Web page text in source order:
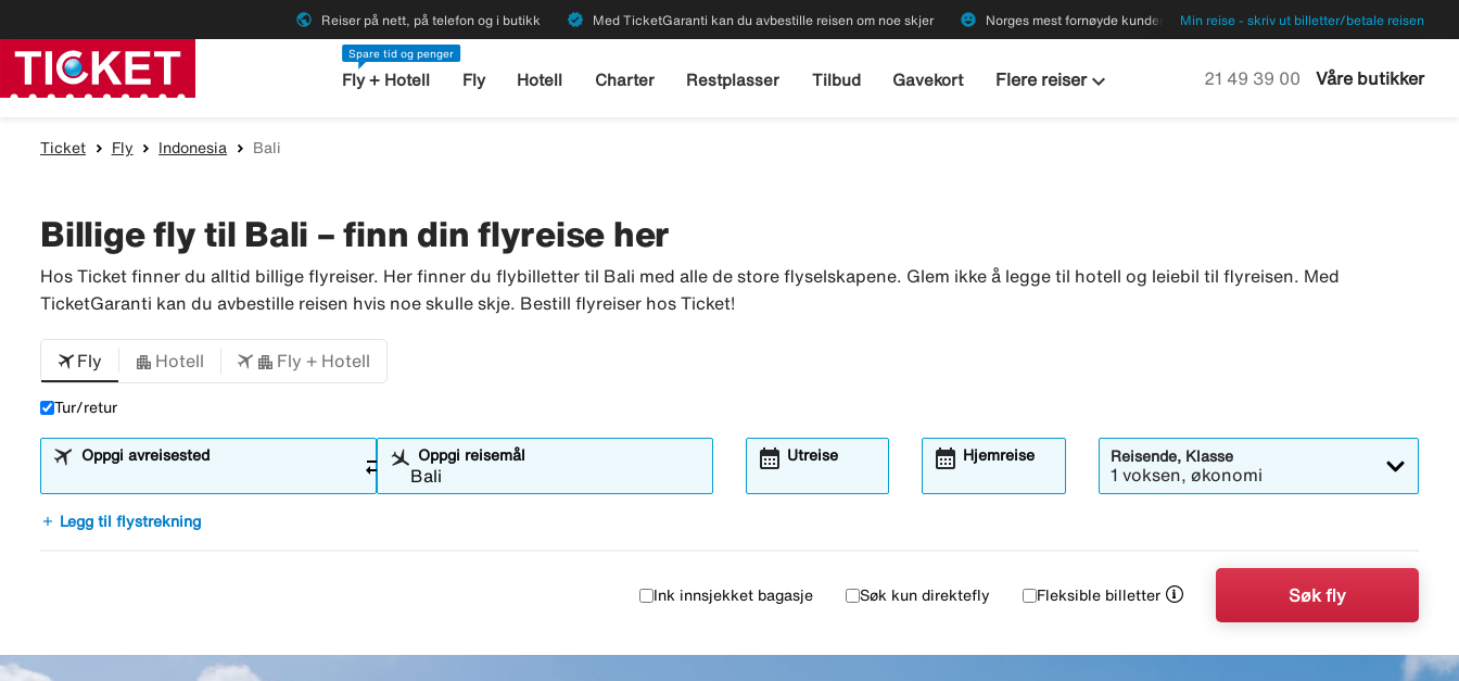
public Reiser på nett, på telefon og i butikk verified Med TicketGaranti kan du avbestille reisen om noe skjer emoji_emotions Norges mest fornøyde kunder Min reise - skriv ut billetter/betale reisen
Spare tid og penger
Fly + Hotell Fly Hotell Charter Restplasser Tilbud Gavekort Flere reiserkeyboard_arrow_down Ring oss på
21 49 39 00 Våre butikker
Ticket Fly Indonesia Bali
Billige fly til Bali – finn din flyreise her
Hos Ticket finner du alltid billige flyreiser. Her finner du flybilletter til Bali med alle de store flyselskapene. Glem ikke å legge til hotell og leiebil til flyreisen. Med
TicketGaranti kan du avbestille reisen hvis noe skulle skje. Bestill flyreiser hos Ticket!
Fly Hotell Fly + Hotell
Tur/retur
Oppgi avreisested sync_alt Oppgi reisemål Utreise
calendar_month Hjemreise
calendar_month Reisende, Klasse
1 voksen, økonomi
add Legg til flystrekning
Ink innsjekket bagasje Søk kun direktefly Fleksible billetter Søk fly